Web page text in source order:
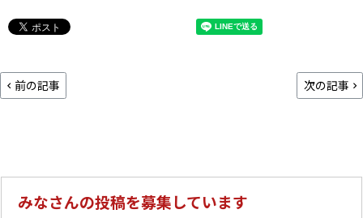
前の記事 次の記事
みなさんの投稿を募集しています